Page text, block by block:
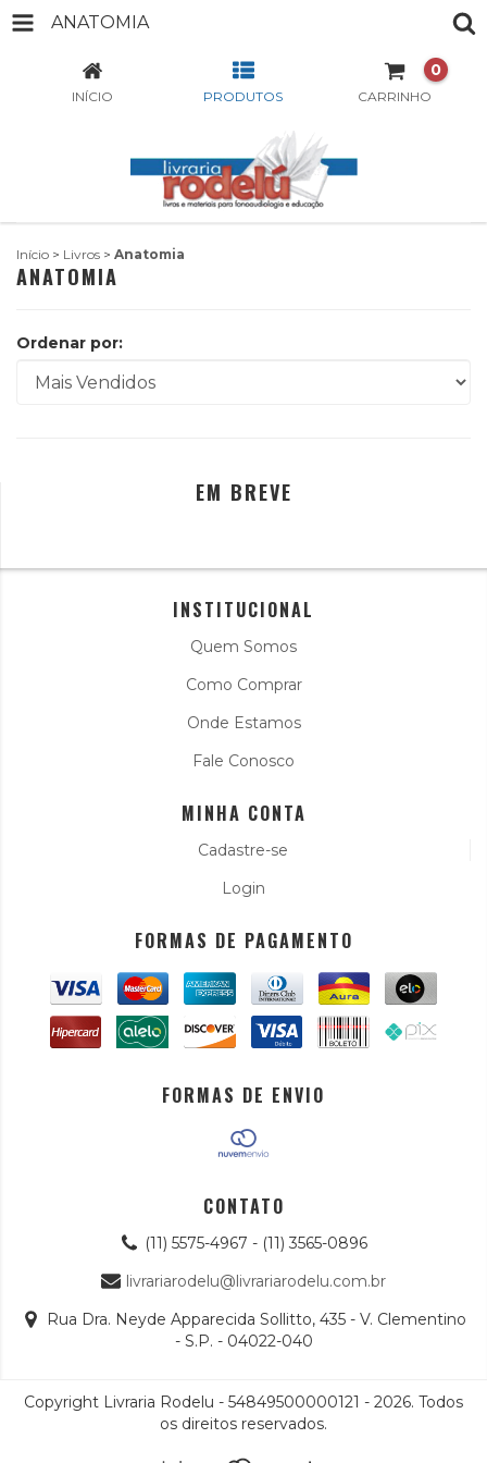
ANATOMIA
INÍCIO PRODUTOS CARRINHO
0
Início > Livros > Anatomia
ANATOMIA
Ordenar por:
EM BREVE
INSTITUCIONAL
Quem Somos
Como Comprar
Onde Estamos
Fale Conosco
MINHA CONTA
Cadastre-se
Login
FORMAS DE PAGAMENTO
FORMAS DE ENVIO
CONTATO
(11) 5575-4967 - (11) 3565-0896
livrariarodelu@livrariarodelu.com.br
Rua Dra. Neyde Apparecida Sollitto, 435 - V. Clementino
- S.P. - 04022-040
Copyright Livraria Rodelu - 54849500000121 - 2026. Todos
os direitos reservados.